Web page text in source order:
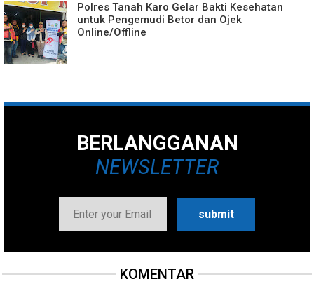
Polres Tanah Karo Gelar Bakti Kesehatan
untuk Pengemudi Betor dan Ojek
Online/Offline
BERLANGGANAN
NEWSLETTER
KOMENTAR